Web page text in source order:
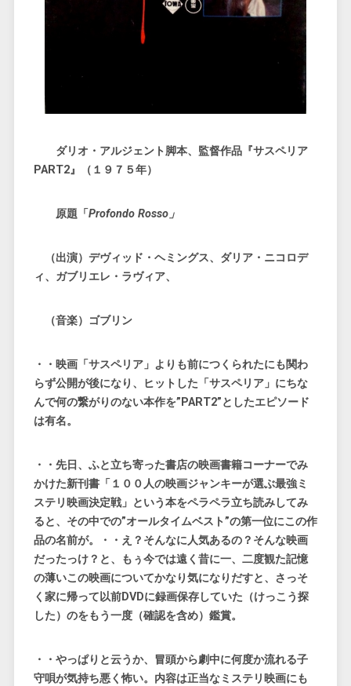
ダリオ・アルジェント脚本、監督作品『サスペリア
PART2』（１９７５年）
原題「 Profondo Rosso」
（出演）デヴィッド・ヘミングス、ダリア・ニコロデ
ィ、ガブリエレ・ラヴィア、
（音楽）ゴブリン
・・映画「サスペリア」よりも前につくられたにも関わ
らず公開が後になり、ヒットした「サスペリア」にちな
んで何の繋がりのない本作を”PART2”としたエピソード
は有名。
・・先日、ふと立ち寄った書店の映画書籍コーナーでみ
かけた新刊書「１００人の映画ジャンキーが選ぶ最強ミ
ステリ映画決定戦」 という本をペラペラ立ち読みしてみ
ると、その中での”オールタイムベスト”の第一位にこの作
品の名前が。・・え？そんなに人気あるの？そんな映画
だったっけ？と、もぅ今では遠く昔に一、二度観た記憶
の薄いこの映画についてかなり気になりだすと、さっそ
く家に帰って以前DVDに録画保存していた（けっこう探
した）のをもう一度（確認を含め）鑑賞。
・・やっぱりと云うか、冒頭から劇中に何度か流れる子
守唄が気持ち悪く怖い。内容は正当なミステリ映画にも